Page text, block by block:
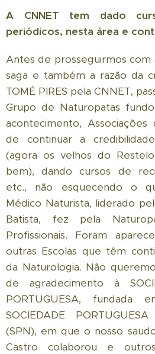
A CNNET tem dado
periódicos, nesta área e
Antes de prosseguirmos com
saga e também a razão da
TOMÉ PIRES pela CNNET,
Grupo de Naturopatas
acontecimento,
de continuar a
(agora os velhos do
bem), dando cursos de
etc., não esquecendo o
Médico Naturista, liderado
Batista, fez pela
Profissionais. Foram
outras Escolas que têm
da Naturologia. Não
de agradecimento à
PORTUGUESA, fundada
SOCIEDADE
(SPN), em que o nosso
Castro colaborou e